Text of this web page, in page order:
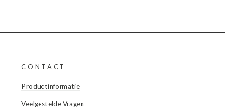
CONTACT
Productinformatie
Veelgestelde Vragen